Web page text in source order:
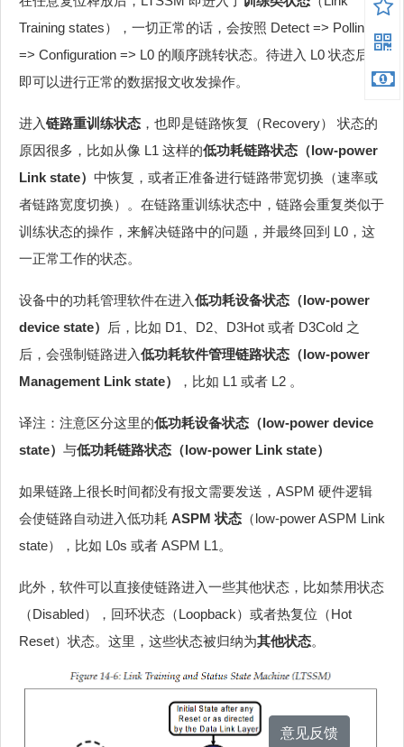
Training states），一切正常的话，会按照 Detect => Polling
=> Configuration => L0 的顺序跳转状态。待进入 L0 状态后，
即可以进行正常的数据报文收发操作。
进入链路重训练状态 ，也即是链路恢复（Recovery） 状态的
原因很多，比如从像 L1 这样的低功耗链路状态（low-power
Link state） 中恢复，或者正准备进行链路带宽切换（速率或
者链路宽度切换）。在链路重训练状态中，链路会重复类似于
训练状态的操作，来解决链路中的问题，并最终回到 L0，这
一正常工作的状态。
设备中的功耗管理软件在进入低功耗设备状态（low-power
device state）
后，比如 D1、D2、D3Hot 或者 D3Cold 之
后，会强制链路进入低功耗软件管理链路状态（low-power
Management Link state）
，比如 L1 或者 L2 。
译注：注意区分这里的低功耗设备状态（low-power device
state） 与低功耗链路状态（low-power Link state）
如果链路上很长时间都没有报文需要发送，ASPM 硬件逻辑
会使链路自动进入低功耗 ASPM 状态 （low-power ASPM Link
state），比如 L0s 或者 ASPM L1。
此外，软件可以直接使链路进入一些其他状态，比如禁用状态
（Disabled），回环状态（Loopback）或者热复位（Hot
Reset）状态。这里，这些状态被归纳为其他状态。
意见反馈